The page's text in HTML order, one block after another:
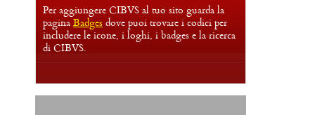
Per aggiungere CIBVS al tuo sito guarda la
pagina Badges dove puoi trovare i codici per
includere le icone, i loghi, i badges e la ricerca
di CIBVS.